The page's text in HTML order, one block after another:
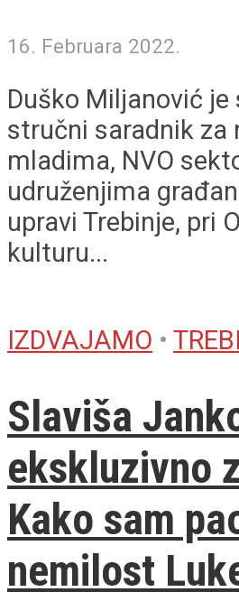
16. Februara 2022.
Duško Miljanović
stručni saradnik za
mladima, NVO
udruženjima
upravi Trebinje, pri
kulturu...
IZDVAJAMO •
Slaviša
ekskluzivno
Kako sam
nemilost